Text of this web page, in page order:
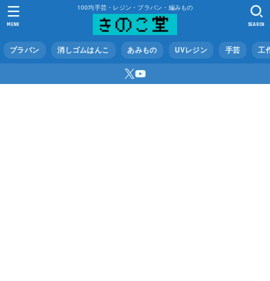
100均手芸・レジン・プラバン・編みもの
プラバン 消しゴムはんこ あみもの UVレジン 手芸 工
SEARCH
MENU